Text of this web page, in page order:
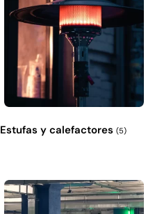
Estufas y calefactores (5)